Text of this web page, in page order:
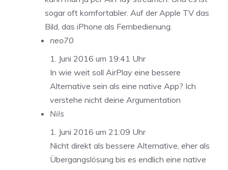
sogar oft komfortabler. Auf der Apple TV das
Bild, das iPhone als Fernbedienung.
neo70
1. Juni 2016 um 19:41 Uhr
In wie weit soll AirPlay eine bessere
Alternative sein als eine native App? Ich
verstehe nicht deine Argumentation
Nils
1. Juni 2016 um 21:09 Uhr
Nicht direkt als bessere Alternative, eher als
Übergangslösung bis es endlich eine native